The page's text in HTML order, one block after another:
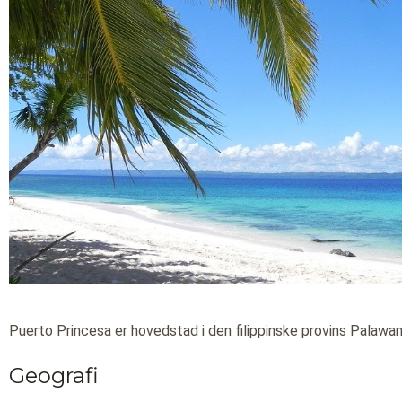
Puerto Princesa er hovedstad i den filippinske provins
Geografi